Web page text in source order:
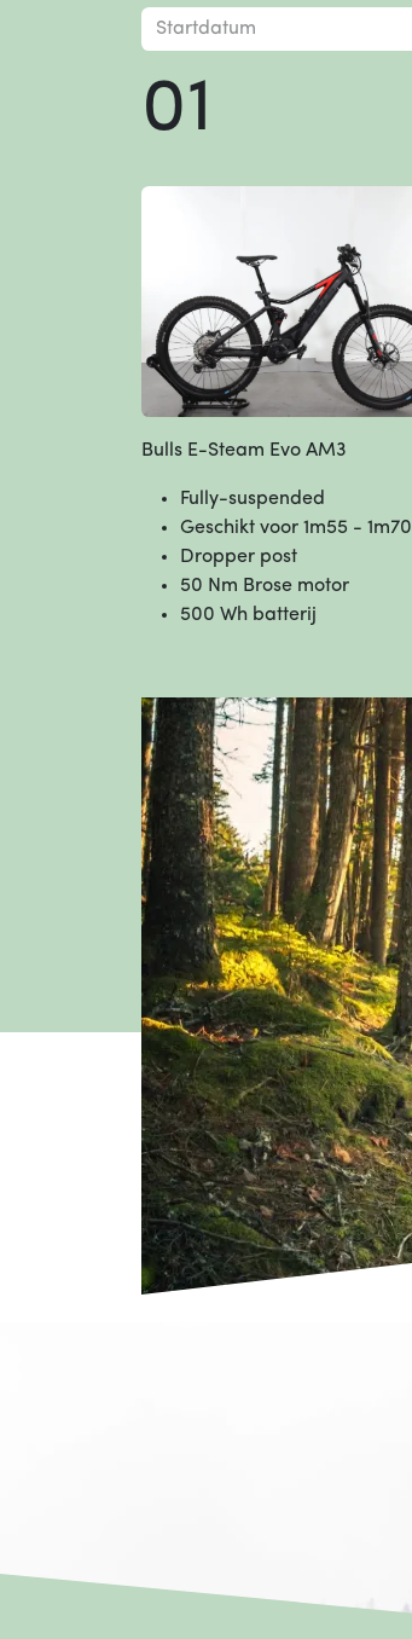
01
Bulls E-Steam Evo AM3
Fully-suspended
Geschikt voor 1m55 - 1m70
Dropper post
50 Nm Brose motor
500 Wh batterij